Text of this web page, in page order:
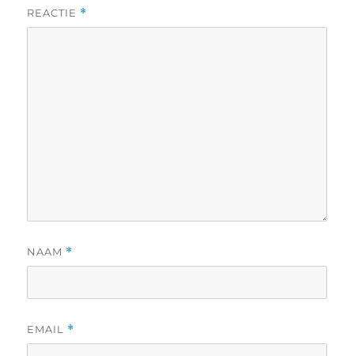
REACTIE *
NAAM *
EMAIL *